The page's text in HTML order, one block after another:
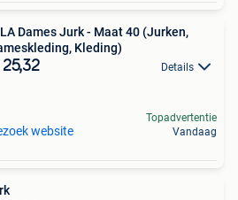
Dames Jurk - Maat 40 (Jurken,
Kleding)
Details
website
Topadvertentie
Vandaag